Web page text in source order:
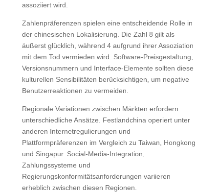
assoziiert wird.
Zahlenpräferenzen spielen eine entscheidende Rolle in
der chinesischen Lokalisierung. Die Zahl 8 gilt als
äußerst glücklich, während 4 aufgrund ihrer Assoziation
mit dem Tod vermieden wird. Software-Preisgestaltung,
Versionsnummern und Interface-Elemente sollten diese
kulturellen Sensibilitäten berücksichtigen, um negative
Benutzerreaktionen zu vermeiden.
Regionale Variationen zwischen Märkten erfordern
unterschiedliche Ansätze. Festlandchina operiert unter
anderen Internetregulierungen und
Plattformpräferenzen im Vergleich zu Taiwan, Hongkong
und Singapur. Social-Media-Integration,
Zahlungssysteme und
Regierungskonformitätsanforderungen variieren
erheblich zwischen diesen Regionen.